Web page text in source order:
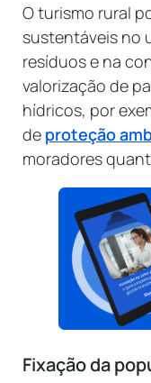
O turismo rural
sustentáveis no
resíduos e na
valorização de
hídricos, por
de proteção
moradores
Fixação da